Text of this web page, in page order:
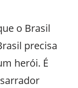
o Brasil
precisa
herói. É